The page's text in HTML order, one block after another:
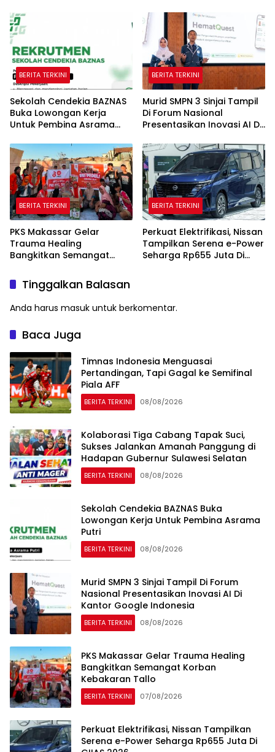
Gubernur Sulawesi Selatan
BERITA TERKINI
Sekolah Cendekia BAZNAS
Buka Lowongan Kerja
Untuk Pembina Asrama
BERITA TERKINI
Murid SMPN 3 Sinjai Tampil
Di Forum Nasional
Presentasikan Inovasi AI Di
BERITA TERKINI
PKS Makassar Gelar
Trauma Healing
Bangkitkan Semangat
BERITA TERKINI
Perkuat Elektrifikasi, Nissan
Tampilkan Serena e-Power
Seharga Rp655 Juta Di
Tinggalkan Balasan
Anda harus masuk untuk berkomentar.
Baca Juga
Timnas Indonesia Menguasai
Pertandingan, Tapi Gagal ke Semifinal
Piala AFF
BERITA TERKINI 08/08/2026
Kolaborasi Tiga Cabang Tapak Suci,
Sukses Jalankan Amanah Panggung di
Hadapan Gubernur Sulawesi Selatan
BERITA TERKINI 08/08/2026
Sekolah Cendekia BAZNAS Buka
Lowongan Kerja Untuk Pembina Asrama
Putri
BERITA TERKINI 08/08/2026
Murid SMPN 3 Sinjai Tampil Di Forum
Nasional Presentasikan Inovasi AI Di
Kantor Google Indonesia
BERITA TERKINI 08/08/2026
PKS Makassar Gelar Trauma Healing
Bangkitkan Semangat Korban
Kebakaran Tallo
BERITA TERKINI 07/08/2026
Perkuat Elektrifikasi, Nissan Tampilkan
Serena e-Power Seharga Rp655 Juta Di